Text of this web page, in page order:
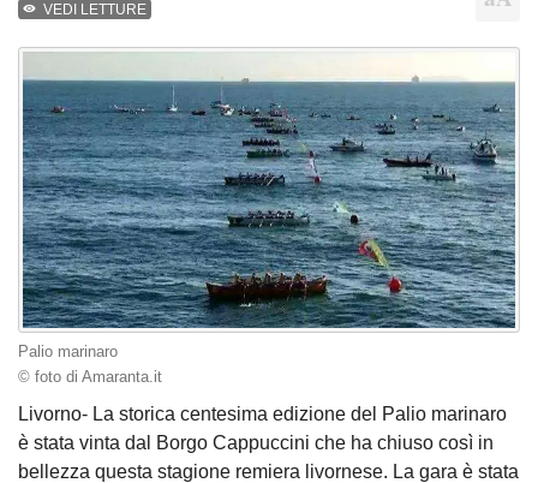
VEDI LETTURE
Palio marinaro
© foto di Amaranta.it
Livorno- La storica centesima edizione del Palio marinaro
è stata vinta dal Borgo Cappuccini che ha chiuso così in
bellezza questa stagione remiera livornese. La gara è stata